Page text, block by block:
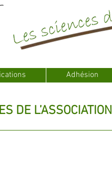
Adhésion
DE L’ASSOCIATION